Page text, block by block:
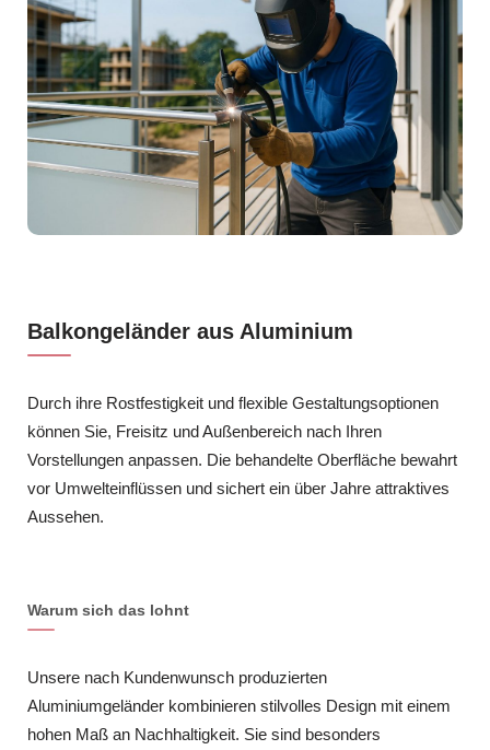
Balkongeländer aus Aluminium
Durch ihre Rostfestigkeit und flexible Gestaltungsoptionen
können Sie, Freisitz und Außenbereich nach Ihren
Vorstellungen anpassen. Die behandelte Oberfläche bewahrt
vor Umwelteinflüssen und sichert ein über Jahre attraktives
Aussehen.
Warum sich das lohnt
Unsere nach Kundenwunsch produzierten
Aluminiumgeländer kombinieren stilvolles Design mit einem
hohen Maß an Nachhaltigkeit. Sie sind besonders